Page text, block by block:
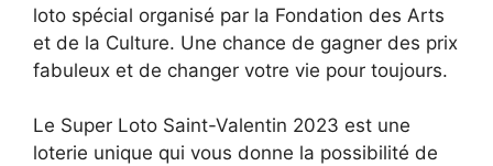
loto spécial organisé par la Fondation des Arts
et de la Culture. Une chance de gagner des prix
fabuleux et de changer votre vie pour toujours.
Le Super Loto Saint-Valentin 2023 est une
loterie unique qui vous donne la possibilité de